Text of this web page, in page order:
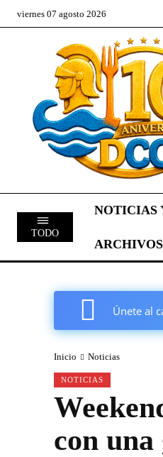
viernes 07 agosto 2026
TODO
NOTICIAS
Únete al
Inicio Noticias
NOTICIAS
con una